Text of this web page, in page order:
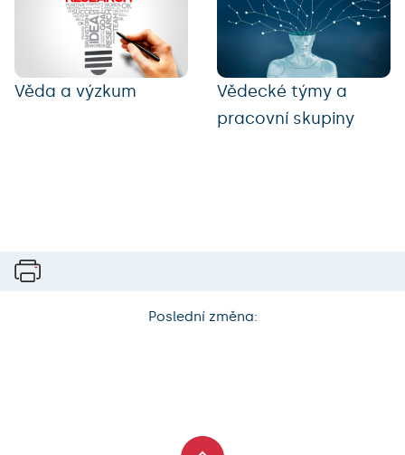
Věda a výzkum
Vědecké týmy a
pracovní skupiny
Poslední změna: